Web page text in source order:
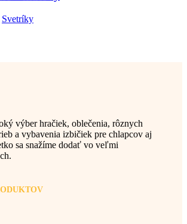
Svetríky
výber hračiek, oblečenia, rôznych
a vybavenia izbičiek pre chlapcov aj
sa snažíme dodať vo veľmi